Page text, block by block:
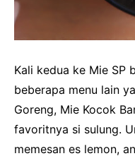
Kali kedua ke Mie SP
beberapa menu lain
Goreng, Mie Kocok
favoritnya si sulung.
memesan es lemon,